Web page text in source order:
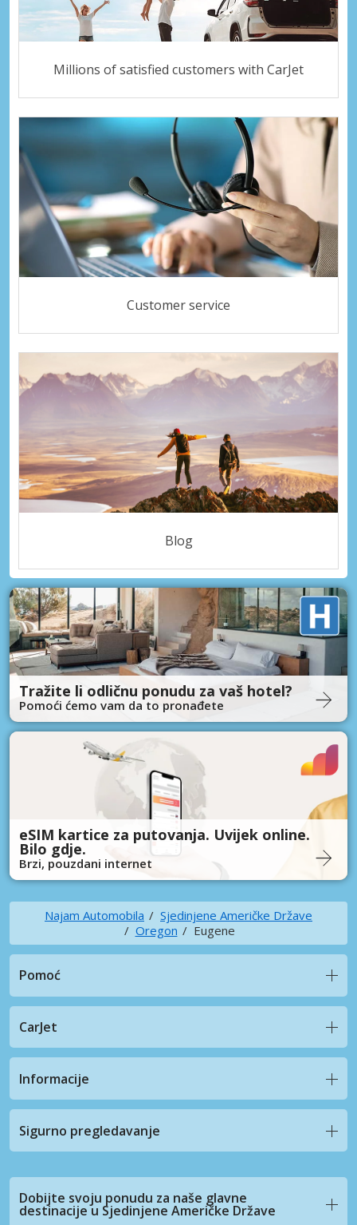
Millions of satisfied customers with CarJet
Customer service
Blog
Tražite li odličnu ponudu za vaš hotel?
Pomoći ćemo vam da to pronađete
eSIM kartice za putovanja. Uvijek online.
Bilo gdje.
Brzi, pouzdani internet
Najam Automobila
Sjedinjene Američke Države
Oregon
Eugene
Pomoć
CarJet
Informacije
Sigurno pregledavanje
Dobijte svoju ponudu za naše glavne
destinacije u Sjedinjene Američke Države